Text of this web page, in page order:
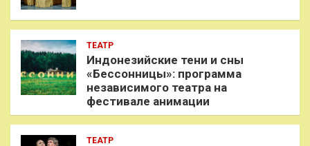
ТЕАТР
Индонезийские тени и сны
«Бессонницы»: программа
независимого театра на
фестивале анимации
ТЕАТР